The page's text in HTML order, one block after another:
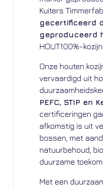
Kuiters
gecertificeerd
geproduceerd
HOUT100%-kozijn.
Onze houten
vervaardigd uit
PEFC, STIP en
certificeringen
afkomstig is uit
bossen, met
natuurbehoud,
duurzame
Met een